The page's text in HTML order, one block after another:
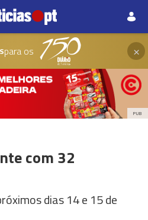
para os ×
PUB
com 32
dias 14 e 15 de